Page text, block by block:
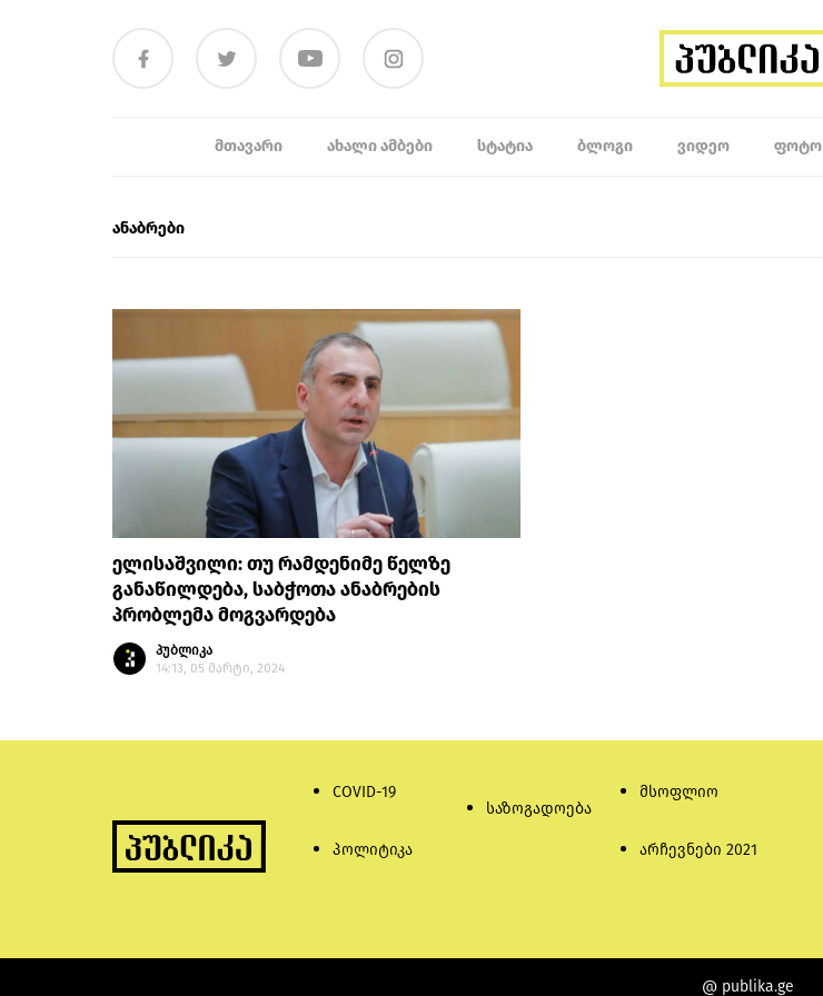
ᲛᲗᲐᲕᲐᲠᲘ ᲐᲮᲐᲚᲘ ᲐᲛᲑᲔᲑᲘ ᲡᲢᲐᲢᲘᲐ ᲑᲚᲝᲒᲘ ᲕᲘᲓᲔᲝ ᲤᲝᲢᲝ
ანაბრები
ელისაშვილი: თუ რამდენიმე წელზე
განაწილდება, საბჭოთა ანაბრების
პრობლემა მოგვარდება
პუბლიკა
14:13, 05 მარტი, 2024
COVID-19
პოლიტიკა
საზოგადოება
მსოფლიო
არჩევნები 2021
@ publika.ge